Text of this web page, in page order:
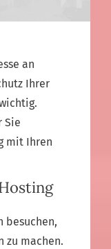
an
Ihrer
Sie
mit Ihren
besuchen,
zu machen.